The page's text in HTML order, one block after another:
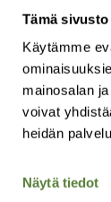
Tämä
Käytämme
mainosalan
voivat
heidän
Näytä tiedot